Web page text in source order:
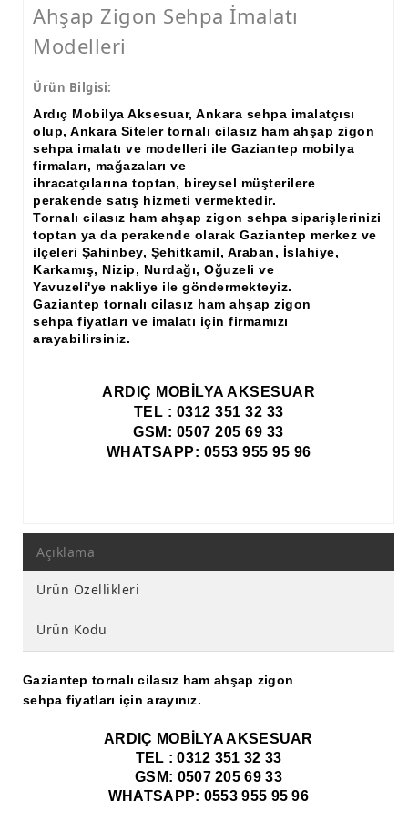
Ahşap Zigon Sehpa İmalatı
Modelleri
Ürün Bilgisi:
Ardıç Mobilya Aksesuar, Ankara sehpa imalatçısı
olup, Ankara Siteler tornalı cilasız ham ahşap zigon
sehpa imalatı ve modelleri ile Gaziantep mobilya
firmaları, mağazaları ve
ihracatçılarına toptan, bireysel müşterilere
perakende satış hizmeti vermektedir.
Tornalı cilasız ham ahşap zigon sehpa siparişlerinizi
toptan ya da perakende olarak Gaziantep merkez ve
ilçeleri Şahinbey, Şehitkamil, Araban, İslahiye,
Karkamış, Nizip, Nurdağı, Oğuzeli ve
Yavuzeli'ye nakliye ile göndermekteyiz.
Gaziantep tornalı cilasız ham ahşap zigon
sehpa fiyatları ve imalatı için firmamızı
arayabilirsiniz.
ARDIÇ MOBİLYA AKSESUAR
TEL : 0312 351 32 33
GSM: 0507 205 69 33
WHATSAPP: 0553 955 95 96
Açıklama
Ürün Özellikleri
Ürün Kodu
Gaziantep tornalı cilasız ham ahşap zigon
sehpa fiyatları için arayınız.
ARDIÇ MOBİLYA AKSESUAR
TEL : 0312 351 32 33
GSM: 0507 205 69 33
WHATSAPP: 0553 955 95 96